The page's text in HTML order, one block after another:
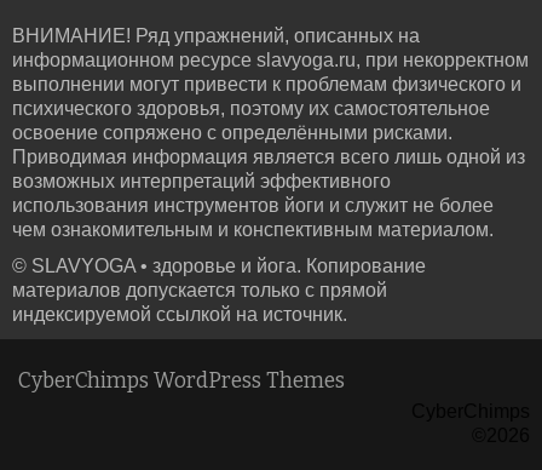
ВНИМАНИЕ! Ряд упражнений, описанных на
информационном ресурсе slavyoga.ru, при некорректном
выполнении могут привести к проблемам физического и
психического здоровья, поэтому их самостоятельное
освоение сопряжено с определёнными рисками.
Приводимая информация является всего лишь одной из
возможных интерпретаций эффективного
использования инструментов йоги и служит не более
чем ознакомительным и конспективным материалом.
© SLAVYOGA • здоровье и йога. Копирование
материалов допускается только с прямой
индексируемой ссылкой на источник.
CyberChimps WordPress Themes